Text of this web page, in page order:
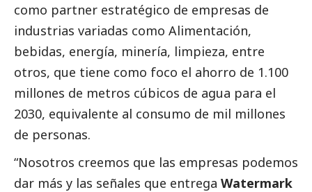
como partner estratégico de empresas de
industrias variadas como Alimentación,
bebidas, energía, minería, limpieza, entre
otros, que tiene como foco el ahorro de 1.100
millones de metros cúbicos de agua para el
2030, equivalente al consumo de mil millones
de personas.
“Nosotros creemos que las empresas podemos
dar más y las señales que entrega Watermark